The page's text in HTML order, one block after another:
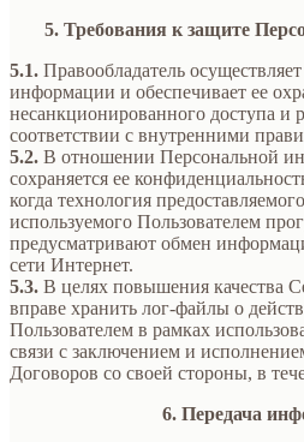
5. Требования к защите
5.1. Правообладатель
информации и обеспечивает ее
несанкционированного доступа и
соответствии с внутренними
5.2. В отношении Персональной
сохраняется ее
когда технология
используемого Пользователем
предусматривают обмен
сети Интернет.
5.3. В целях повышения качества
вправе хранить лог-файлы о
Пользователем в рамках
связи с заключением и
Договоров со своей стороны, в
6. Передача